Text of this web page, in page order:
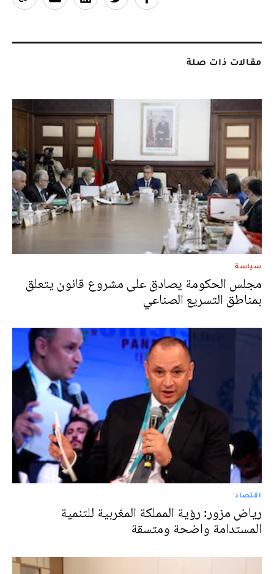
مقالات ذات صلة
سياسة
مجلس الحكومة يصادق على مشروع قانون يتعلق
بمناطق التسريع الصناعي
اقتصاد
رياض مزور: رؤية المملكة المغربية للتنمية
المستدامة واضحة ومتسقة